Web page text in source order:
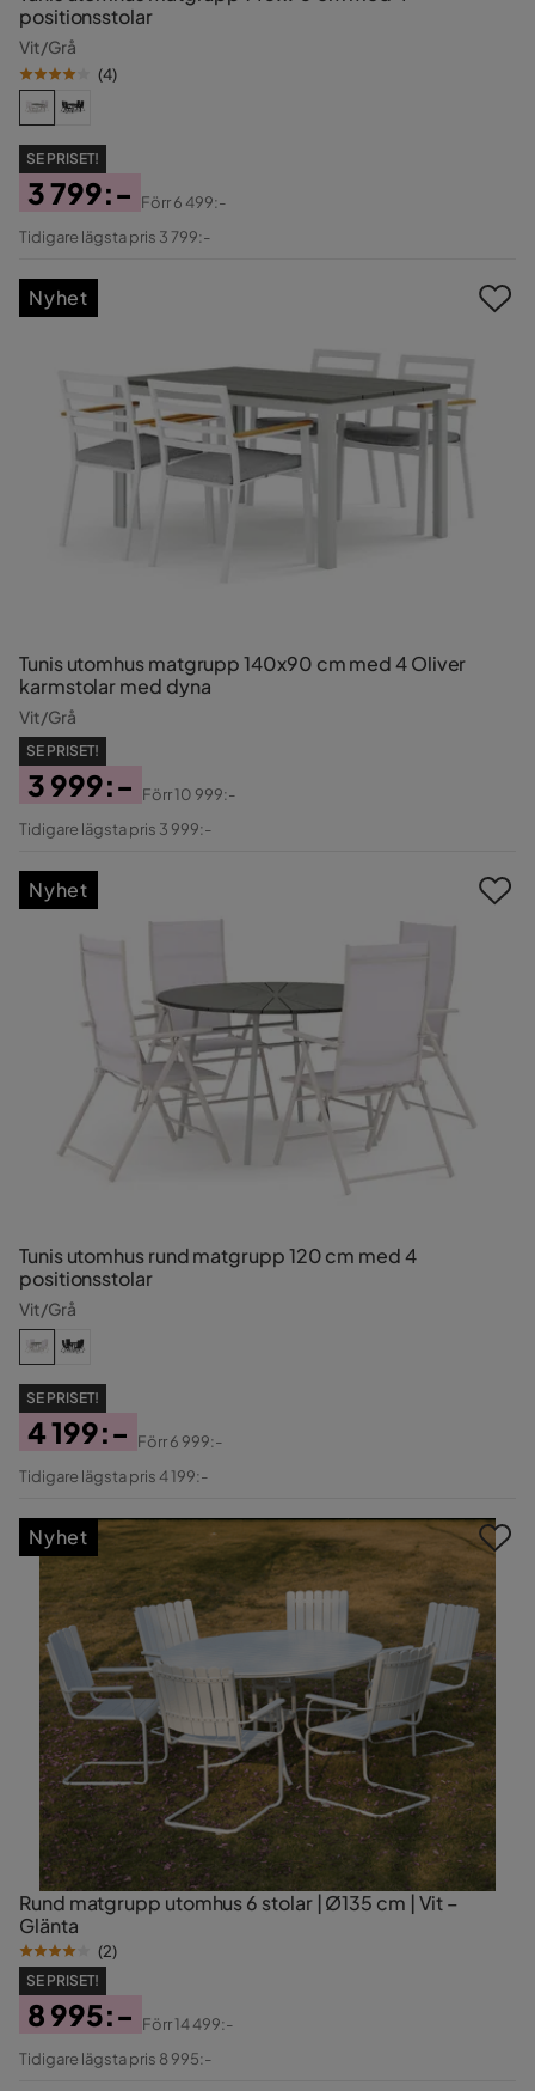
positionsstolar
Vit/Grå
(4)
SE PRISET!
Pris
3 799:-
Original
Förr6 499:-
Tidigare lägsta pris 3 799:-
Tunis utomhus matgrupp 140x90 cm med 4 Oliver
karmstolar med dyna
Vit/Grå
SE PRISET!
Pris
3 999:-
Original
Förr10 999:-
Tidigare lägsta pris 3 999:-
Nyhet
Tunis utomhus rund matgrupp 120 cm med 4
positionsstolar
Vit/Grå
SE PRISET!
Pris
4 199:-
Original
Förr6 999:-
Tidigare lägsta pris 4 199:-
Nyhet
Rund matgrupp utomhus 6 stolar | Ø135 cm | Vit –
Glänta
(2)
SE PRISET!
Pris
8 995:-
Original
Förr14 499:-
Tidigare lägsta pris 8 995:-
Nyhet